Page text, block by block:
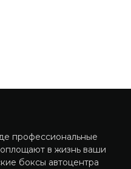
профессиональные
в жизнь ваши
боксы автоцентра